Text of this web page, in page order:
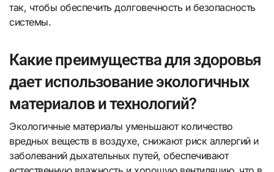
так, чтобы обеспечить долговечность и безопасность
системы.
Какие преимущества для здоровья
дает использование экологичных
материалов и технологий?
Экологичные материалы уменьшают количество
вредных веществ в воздухе, снижают риск аллергий и
заболеваний дыхательных путей, обеспечивают